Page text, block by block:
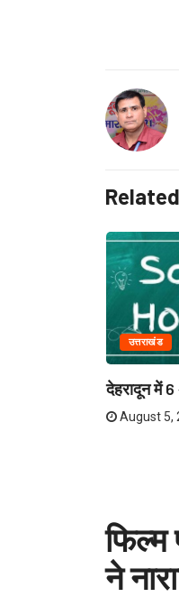
उत्तराखंड
देहरादून में
August 5,
फिल्म
ने